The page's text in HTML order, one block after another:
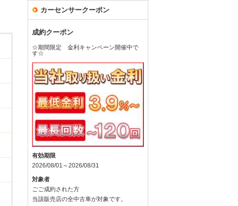
カーセンサークーポン
成約クーポン
☆期間限定 金利キャンペーン開催中で
す☆
有効期限
2026/08/01～2026/08/31
対象者
ごご成約された方
当該販売店の全中古車が対象です。